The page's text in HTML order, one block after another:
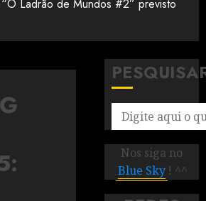
Ladrão de Mundos #2” previsto
Nos siga no
Blue Sky ! ^^